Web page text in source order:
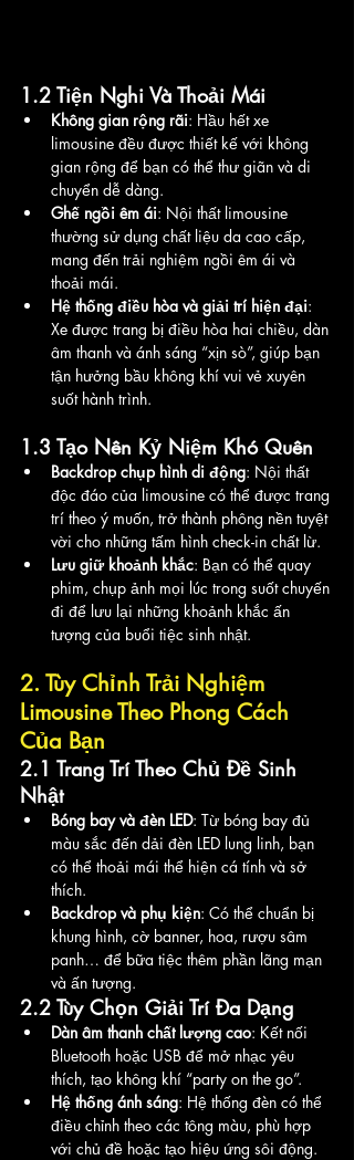
1.2 Tiện Nghi Và Thoải Mái
Không gian rộng rãi: Hầu hết xe
limousine đều được thiết kế với không
gian rộng để bạn có thể thư giãn và di
chuyển dễ dàng.
Ghế ngồi êm ái: Nội thất limousine
thường sử dụng chất liệu da cao cấp,
mang đến trải nghiệm ngồi êm ái và
thoải mái.
Hệ thống điều hòa và giải trí hiện đại:
Xe được trang bị điều hòa hai chiều, dàn
âm thanh và ánh sáng “xịn sò”, giúp bạn
tận hưởng bầu không khí vui vẻ xuyên
suốt hành trình.
1.3 Tạo Nên Kỷ Niệm Khó Quên
Backdrop chụp hình di động: Nội thất
độc đáo của limousine có thể được trang
trí theo ý muốn, trở thành phông nền tuyệt
vời cho những tấm hình check-in chất lừ.
Lưu giữ khoảnh khắc: Bạn có thể quay
phim, chụp ảnh mọi lúc trong suốt chuyến
đi để lưu lại những khoảnh khắc ấn
tượng của buổi tiệc sinh nhật.
2. Tùy Chỉnh Trải Nghiệm
Limousine Theo Phong Cách
Của Bạn
2.1 Trang Trí Theo Chủ Đề Sinh
Nhật
Bóng bay và đèn LED: Từ bóng bay đủ
màu sắc đến dải đèn LED lung linh, bạn
có thể thoải mái thể hiện cá tính và sở
thích.
Backdrop và phụ kiện: Có thể chuẩn bị
khung hình, cờ banner, hoa, rượu sâm
panh… để bữa tiệc thêm phần lãng mạn
và ấn tượng.
2.2 Tùy Chọn Giải Trí Đa Dạng
Dàn âm thanh chất lượng cao: Kết nối
Bluetooth hoặc USB để mở nhạc yêu
thích, tạo không khí “party on the go”.
Hệ thống ánh sáng: Hệ thống đèn có thể
điều chỉnh theo các tông màu, phù hợp
với chủ đề hoặc tạo hiệu ứng sôi động.